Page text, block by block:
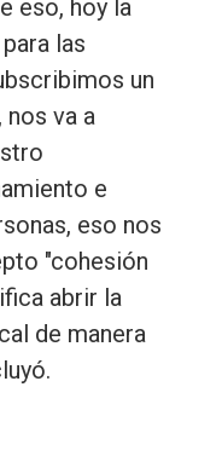
eso, hoy la
las
un
nos va a
e
eso nos
"cohesión
abrir la
de manera